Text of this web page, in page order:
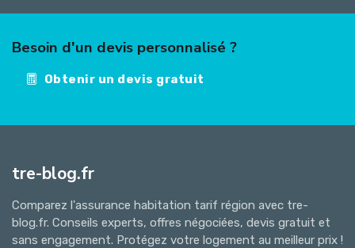
Besoin d'un devis personnalisé ?
Obtenir un devis gratuit
tre-blog.fr
Comparez l'assurance habitation tarif région avec tre-
blog.fr. Conseils experts, offres négociées, devis gratuit et
sans engagement. Protégez votre logement au meilleur prix !